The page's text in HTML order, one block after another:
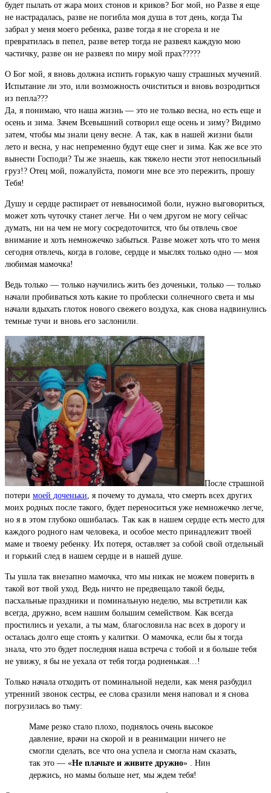
будет пылать от жара моих стонов и криков? Бог мой, но Разве я еще
не настрадалась, разве не погибла моя душа в тот день, когда Ты
забрал у меня моего ребенка, разве тогда я не сгорела и не
превратилась в пепел, разве ветер тогда не развеял каждую мою
частичку, разве он не развеял по миру мой прах?????
О Бог мой, я вновь должна испить горькую чашу страшных мучений.
Испытание ли это, или возможность очиститься и вновь возродиться
из пепла???
Да, я понимаю, что наша жизнь — это не только весна, но есть еще и
осень и зима. Зачем Всевышний сотворил еще осень и зиму? Видимо
затем, чтобы мы знали цену весне. А так, как в нашей жизни были
лето и весна, у нас непременно будут еще снег и зима. Как же все это
вынести Господи? Ты же знаешь, как тяжело нести этот непосильный
груз!? Отец мой, пожалуйста, помоги мне все это пережить, прошу
Тебя!
Душу и сердце распирает от невыносимой боли, нужно выговориться,
может хоть чуточку станет легче. Ни о чем другом не могу сейчас
думать, ни на чем не могу сосредоточится, что бы отвлечь свое
внимание и хоть немножечко забыться. Разве может хоть что то меня
сегодня отвлечь, когда в голове, сердце и мыслях только одно — моя
любимая мамочка!
Ведь только — только научились жить без доченьки, только — только
начали пробиваться хоть какие то проблески солнечного света и мы
начали вдыхать глоток нового свежего воздуха, как снова надвинулись
темные тучи и вновь его заслонили.
После страшной
потери моей доченьки, я почему то думала, что смерть всех других
моих родных после такого, будет переноситься уже немножечко легче,
но я в этом глубоко ошибалась. Так как в нашем сердце есть место для
каждого родного нам человека, и особое место принадлежит твоей
маме и твоему ребенку. Их потеря, оставляет за собой свой отдельный
и горький след в нашем сердце и в нашей душе.
Ты ушла так внезапно мамочка, что мы никак не можем поверить в
такой вот твой уход. Ведь ничто не предвещало такой беды,
пасхальные праздники и поминальную неделю, мы встретили как
всегда, дружно, всем нашим большим семейством. Как всегда
простились и уехали, а ты мам, благословила нас всех в дорогу и
осталась долго еще стоять у калитки. О мамочка, если бы я тогда
знала, что это будет последняя наша встреча с тобой и я больше тебя
не увижу, я бы не уехала от тебя тогда родненькая…!
Только начала отходить от поминальной недели, как меня разбудил
утренний звонок сестры, ее слова сразили меня наповал и я снова
погрузилась во тьму:
Маме резко стало плохо, поднялось очень высокое
давление, врачи на скорой и в реанимации ничего не
смогли сделать, все что она успела и смогла нам сказать,
так это — «Не плачьте и живите дружно» . Нин
держись, но мамы больше нет, мы ждем тебя!